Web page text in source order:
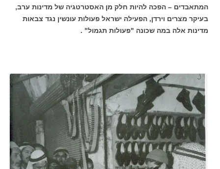
המתאבדים – הפכה להיות חלק מן האסטרטגיה של מדינות ערב,
בעיקר מצרים וירדן, הפעילה ישראל פעולות עונשין נגד צבאות
מדינות אלה במה שכונה "פעולות תגמול" .